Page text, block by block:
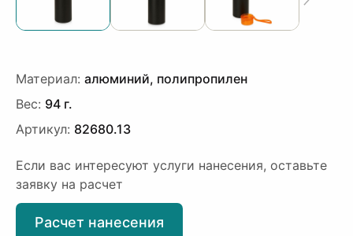
Материал: алюминий, полипропилен
Вес: 94 г.
Артикул: 82680.13
Если вас интересуют услуги нанесения, оставьте
заявку на расчет
Расчет нанесения